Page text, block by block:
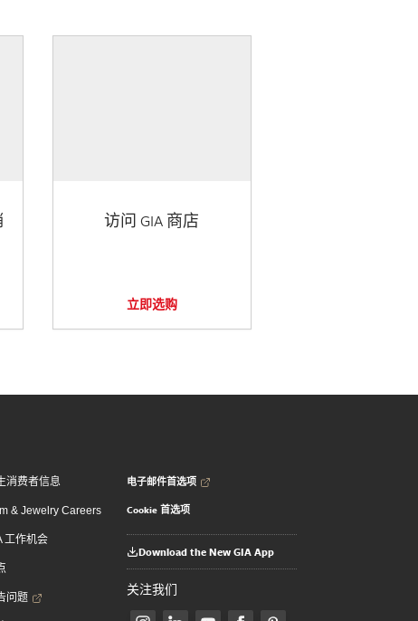
访问 GIA 商店
立即选购
消费者信息
& Jewelry Careers
工作机会
问题
电子邮件首选项
Cookie 首选项
Download the New GIA App
关注我们